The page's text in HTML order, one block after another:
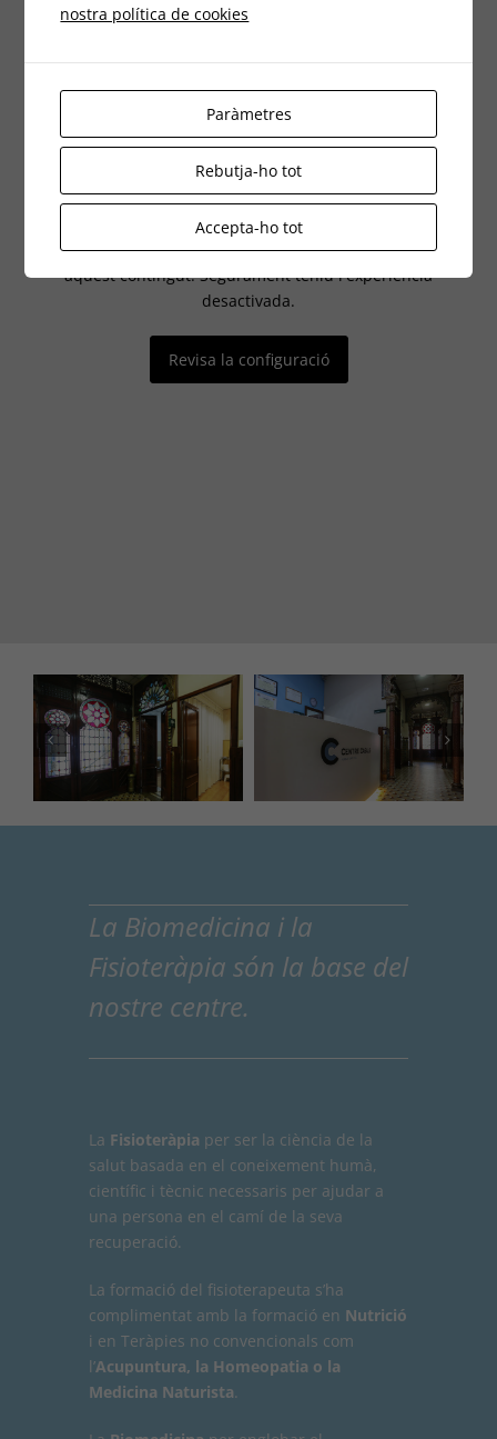
És possible que la vostra configuració us impedeixi veure
aquest contingut. Segurament teniu l'experiència
desactivada.
Revisa la configuració
La Biomedicina i la
Fisioteràpia són la base del
nostre centre.
La Fisioteràpia per ser la ciència de la
salut basada en el coneixement humà,
científic i tècnic necessaris per ajudar a
una persona en el camí de la seva
recuperació.
La formació del fisioterapeuta s’ha
complimentat amb la formació en Nutrició
i en Teràpies no convencionals com
l’Acupuntura, la Homeopatia o la
Medicina Naturista.
nostra política de cookies
Paràmetres
Rebutja-ho tot
Accepta-ho tot